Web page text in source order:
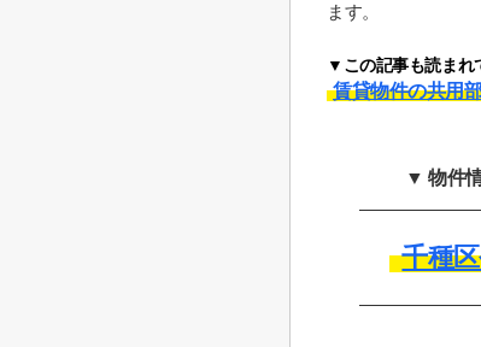
ます。
▼この記事も読まれ
賃貸物件の共用
▼ 物件
千種